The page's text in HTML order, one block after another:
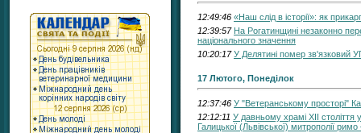
12:49:46 «Наш слід в історії»: як
12:39:57 На Рогатинщині незаконно
національного значення
10:20:17 У Делятині помер зв'язковий
17 Лютого, Понеділок
12:37:46 У "Ветеранському просторі"
12:12:11 У давньому храмі ХІІ століття
Галицької (Львівської) митрополії